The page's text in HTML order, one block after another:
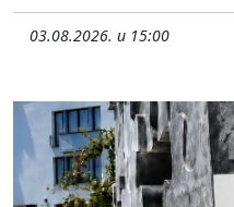
03.08.2026. u 15:00